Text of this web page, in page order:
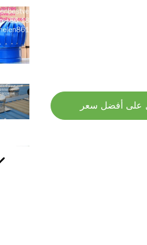
على أفضل سعر